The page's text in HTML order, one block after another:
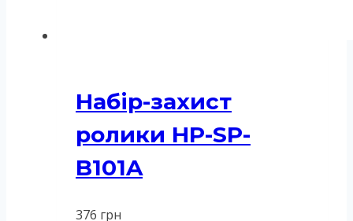
Набір-захист
ролики HP-SP-
B101A
376 грн